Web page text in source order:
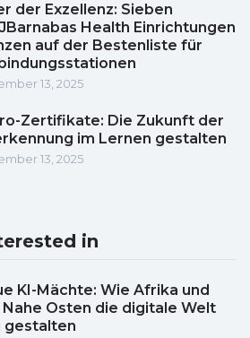
der Exzellenz: Sieben
Health Einrichtungen
auf der Bestenliste für
13, 2025
Zertifikate: Die Zukunft der
im Lernen gestalten
13, 2025
in
KI-Mächte: Wie Afrika und
Osten die digitale Welt
gestalten